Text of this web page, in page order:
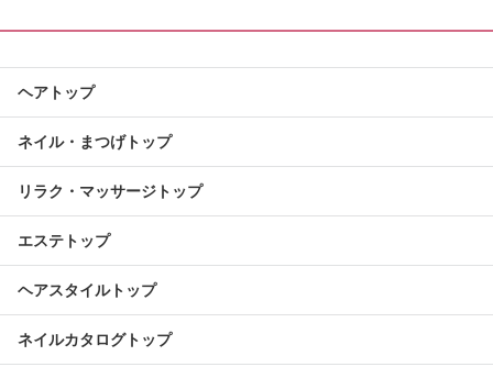
ヘアトップ
ネイル・まつげトップ
リラク・マッサージトップ
エステトップ
ヘアスタイルトップ
ネイルカタログトップ